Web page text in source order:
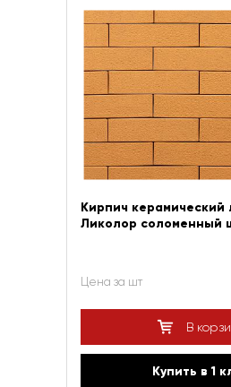
Кирпич керамический
Ликолор соломенный
Цена за шт
В
Купить в 1